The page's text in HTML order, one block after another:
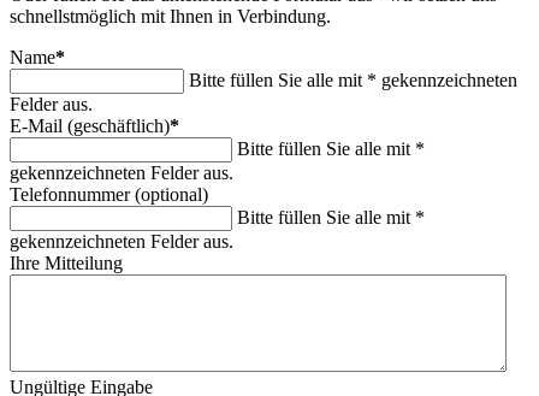
schnellstmöglich mit Ihnen in Verbindung.
Name*
Bitte füllen Sie alle mit * gekennzeichneten
Felder aus.
E-Mail (geschäftlich)*
Bitte füllen Sie alle mit *
gekennzeichneten Felder aus.
Telefonnummer (optional)
Bitte füllen Sie alle mit *
gekennzeichneten Felder aus.
Ihre Mitteilung
Ungültige Eingabe